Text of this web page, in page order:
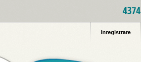
4374
Inregistrare